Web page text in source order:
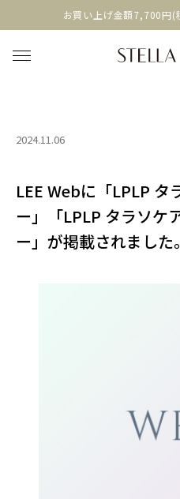
お買い上げ金額7,700円(
2024.11.06
LEE Webに「LPLP タ
ー」「LPLP タラソケ
ー」が掲載されました。